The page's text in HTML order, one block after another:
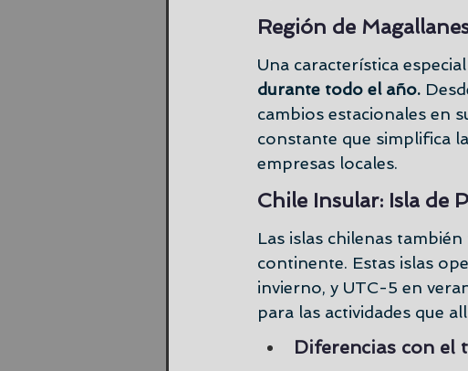
Región de
Una característica
durante todo el año.
cambios estacionales en
constante que simplifica
empresas locales.
Chile Insular: Isla de
Las islas chilenas
continente. Estas islas
invierno, y UTC-5 en
para las actividades que
Diferencias con